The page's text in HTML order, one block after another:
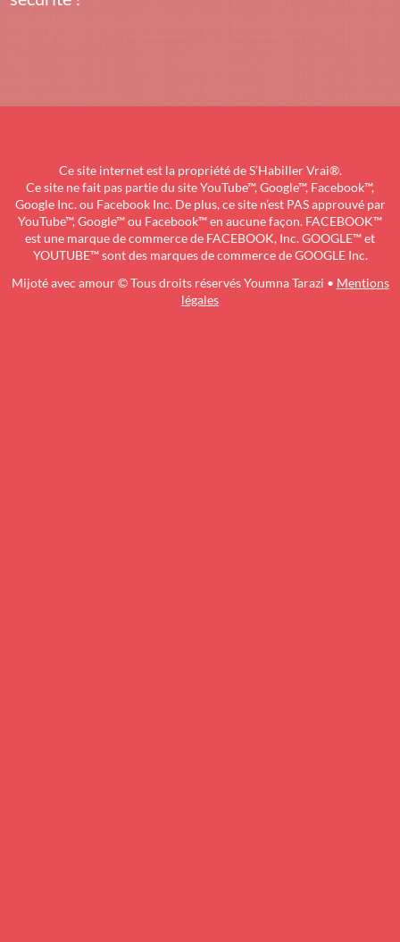
Ce site internet est la propriété de S’Habiller Vrai®.
Ce site ne fait pas partie du site YouTube™, Google™, Facebook™,
Google Inc. ou Facebook Inc. De plus, ce site n’est PAS approuvé par
YouTube™, Google™ ou Facebook™ en aucune façon. FACEBOOK™
est une marque de commerce de FACEBOOK, Inc. GOOGLE™ et
YOUTUBE™ sont des marques de commerce de GOOGLE Inc.
Mijoté avec amour © Tous droits réservés Youmna Tarazi • Mentions
légales